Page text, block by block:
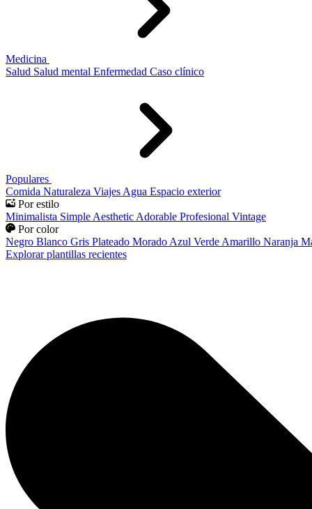
Medicina
Salud Salud mental Enfermedad Caso clínico
Populares
Comida Naturaleza Viajes Agua Espacio exterior
Por estilo
Minimalista Simple Aesthetic Adorable Profesional Vintage
Por color
Negro Blanco Gris Plateado Morado Azul Verde Amarillo Naranja
Explorar plantillas recientes